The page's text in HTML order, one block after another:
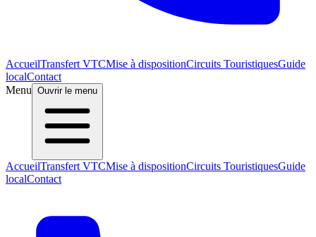
AccueilTransfert VTCMise à dispositionCircuits TouristiquesGuide
localContact
Menu Ouvrir le menu
AccueilTransfert VTCMise à dispositionCircuits TouristiquesGuide
localContact